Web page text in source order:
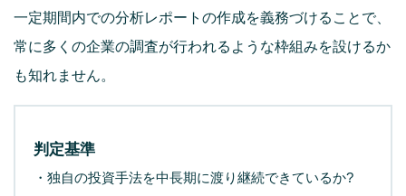
一定期間内での分析レポートの作成を義務づけることで、
常に多くの企業の調査が行われるような枠組みを設けるか
も知れません。
判定基準
・独自の投資手法を中長期に渡り継続できているか?